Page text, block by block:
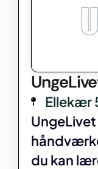
Ellekær
UngeLivet
du kan